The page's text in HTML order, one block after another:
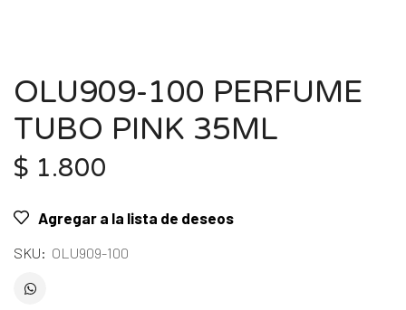
OLU909-100 PERFUME
TUBO PINK 35ML
$ 1.800
Agregar a la lista de deseos
SKU: OLU909-100